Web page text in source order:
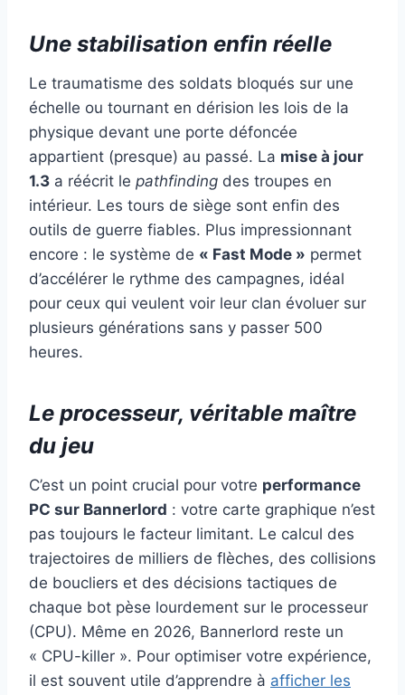
Une stabilisation enfin réelle
Le traumatisme des soldats bloqués sur une
échelle ou tournant en dérision les lois de la
physique devant une porte défoncée
appartient (presque) au passé. La mise à jour
1.3 a réécrit le pathfinding des troupes en
intérieur. Les tours de siège sont enfin des
outils de guerre fiables. Plus impressionnant
encore : le système de « Fast Mode » permet
d’accélérer le rythme des campagnes, idéal
pour ceux qui veulent voir leur clan évoluer sur
plusieurs générations sans y passer 500
heures.
Le processeur, véritable maître
du jeu
C’est un point crucial pour votre performance
PC sur Bannerlord : votre carte graphique n’est
pas toujours le facteur limitant. Le calcul des
trajectoires de milliers de flèches, des collisions
de boucliers et des décisions tactiques de
chaque bot pèse lourdement sur le processeur
(CPU). Même en 2026, Bannerlord reste un
« CPU-killer ». Pour optimiser votre expérience,
il est souvent utile d’apprendre à afficher les